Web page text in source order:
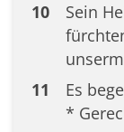
10
Sein
11
Es
*